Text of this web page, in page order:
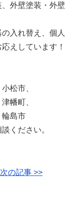
外壁塗装・外壁
入れ替え、個人
えしています！
松市、
幡町、
輪島市
ください。
次の記事 >>